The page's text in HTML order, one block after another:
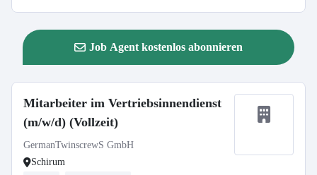
Job Agent kostenlos abonnieren
Mitarbeiter im Vertriebsinnendienst
(m/w/d) (Vollzeit)
GermanTwinscrewS GmbH
Schirum